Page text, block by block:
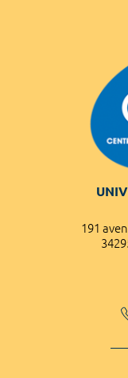
191